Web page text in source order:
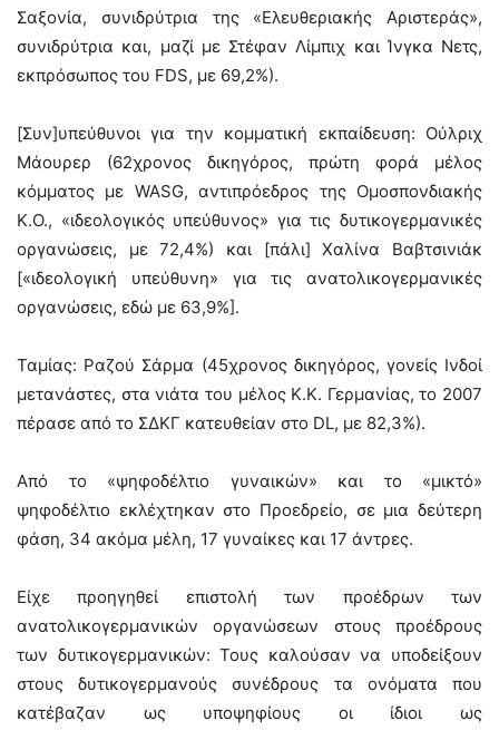
Σαξονία, συνιδρύτρια της «Ελευθεριακής Αριστεράς»,
συνιδρύτρια και, μαζί με Στέφαν Λίμπιχ και Ίνγκα Νετς,
εκπρόσωπος του FDS, με 69,2%).
[Συν]υπεύθυνοι για την κομματική εκπαίδευση: Ούλριχ
Μάουρερ (62χρονος δικηγόρος, πρώτη φορά μέλος
κόμματος με WASG, αντιπρόεδρος της Ομοσπονδιακής
Κ.Ο., «ιδεολογικός υπεύθυνος» για τις δυτικογερμανικές
οργανώσεις, με 72,4%) και [πάλι] Χαλίνα Βαβτσινιάκ
[«ιδεολογική υπεύθυνη» για τις ανατολικογερμανικές
οργανώσεις, εδώ με 63,9%].
Ταμίας: Ραζού Σάρμα (45χρονος δικηγόρος, γονείς Ινδοί
μετανάστες, στα νιάτα του μέλος Κ.Κ. Γερμανίας, το 2007
πέρασε από το ΣΔΚΓ κατευθείαν στο DL, με 82,3%).
Από το «ψηφοδέλτιο γυναικών» και το «μικτό»
ψηφοδέλτιο εκλέχτηκαν στο Προεδρείο, σε μια δεύτερη
φάση, 34 ακόμα μέλη, 17 γυναίκες και 17 άντρες.
Είχε προηγηθεί επιστολή των προέδρων των
ανατολικογερμανικών οργανώσεων στους προέδρους
των δυτικογερμανικών: Τους καλούσαν να υποδείξουν
στους δυτικογερμανούς συνέδρους τα ονόματα που
κατέβαζαν ως υποψηφίους οι ίδιοι ως